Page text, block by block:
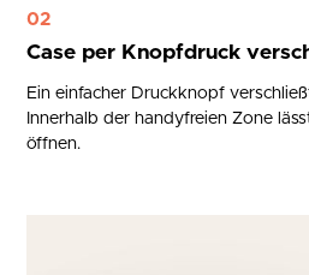
02
Case per Knopfdruck
Ein einfacher Druckknopf
Innerhalb der handyfreien Zone
öffnen.